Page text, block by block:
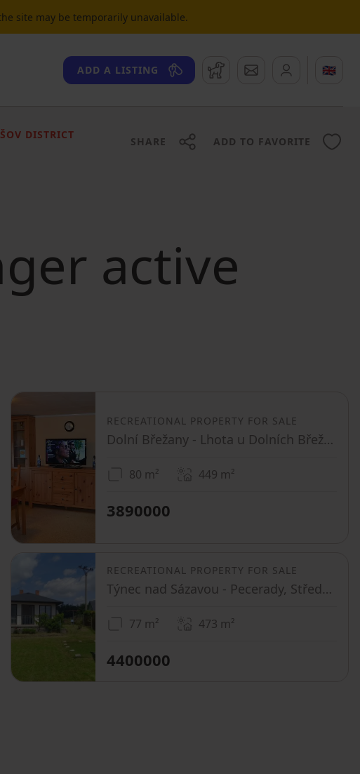
site may be temporarily unavailable.
ADD A LISTING WatchdogMessages 🇬🇧
DISTRICT
SHARE ADD TO FAVORITE
active
RECREATIONAL PROPERTY FOR SALE
Dolní Břežany - Lhota u Dolních Břežan, Středočeský Region
80 m² 449 m²
3890000
RECREATIONAL PROPERTY FOR SALE
Týnec nad Sázavou - Pecerady, Středočeský Region
77 m² 473 m²
4400000